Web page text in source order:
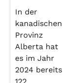
In der
kanadischen
Provinz
Alberta hat
es im Jahr
2024 bereits